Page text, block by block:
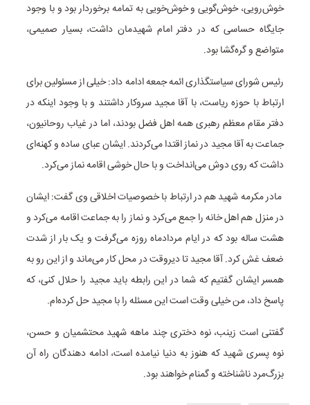
خوش‌رویی، خوش‌گویی و خوش‌خویی به تمامه برخوردار بود و با وجود
جایگاه حساسی که در دفتر امام شهیدمان داشت، بسیار صمیمی،
متواضع و گره‌گشا بود.
رئیس شورای سیاستگذاری ائمه جمعه ادامه داد: خیلی از مسئولین برای
ارتباط با حوزه ریاست، با آقا مجید سروکار داشتند و با وجود اینکه در
دفتر مقام معظم رهبری همه اهل فضل بودند، اما در غیاب روحانیون،
جماعت به آقا مجید در نماز اقتدا می‌کردند. ایشان عبای ساده و کهنه‌ای
داشت که روی دوش می‌انداخت و با حال خوشی اقامه نماز می‌کرد.
مادر مکرمه شهید هم در ارتباط با خصوصیات اخلاقی وی گفت: ایشان
در منزل هم اهل خانه را جمع می‌کرد و نماز را به جماعت اقامه می‌کرد و
هشت ساله بود که در ایام مردادماه روزه می‌گرفت و یک بار از شدت
ضعف غش کرد. آقا مجید تا دیروقت در محل کار می‌ماند و از این رو به
همسر ایشان گفتیم که شما در این رابطه باید مجید را حلال کنی، که
پاسخ داد، من خیلی وقت است این مسئله را با مجید حل کرده‌ام.
گفتنی است زینب، نوه دختری چند ماهه شهید محتشمیان و حسن،
نوه پسری شهید که هنوز به دنیا نیامده است، ادامه دهندگان راه آن
بزرگ‌مرد ناشناخته و گمنام خواهند بود.